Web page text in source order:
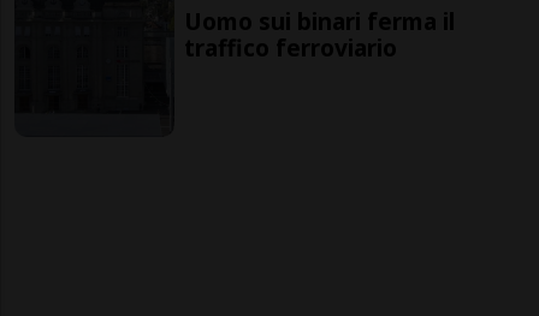
Uomo sui binari ferma il
traffico ferroviario